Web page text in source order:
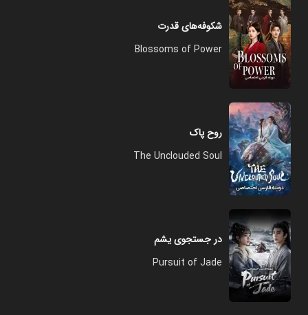
شکوفه‌های قدرت
Blossoms of Power
روح پاک
The Unclouded Soul
در جستجوی یشم
Pursuit of Jade